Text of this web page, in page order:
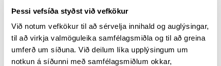
Þessi vefsíða styðst við vefkökur
Við notum vefkökur til að sérvelja innihald og auglýsingar,
til að virkja valmöguleika samfélagsmiðla og til að greina
umferð um síðuna. Við deilum líka upplýsingum um
notkun á síðunni með samfélagsmiðlum okkar,
árið 2001 til að hvetja til fram­leiðslu endur­nýj­an­
legrar orku og draga úr lofts­lags­áhrifum.
Með nákvæmri skrán­ingu er tryggt að hver eining
endur­nýj­an­legrar orku sé aðeins seld einu sinni,